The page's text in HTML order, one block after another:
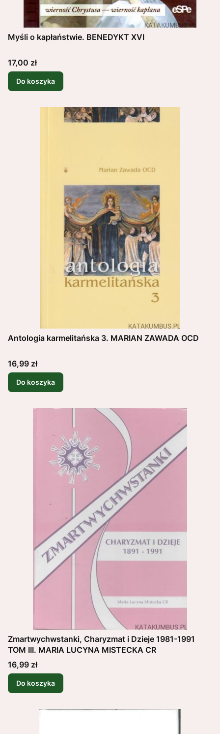
Myśli o kapłaństwie. BENEDYKT XVI
Cena
17,00 zł
Do koszyka
Antologia karmelitańska 3. MARIAN ZAWADA OCD
Cena
16,99 zł
Do koszyka
Zmartwychwstanki, Charyzmat i Dzieje 1981-1991
TOM III. MARIA LUCYNA MISTECKA CR
Cena
16,99 zł
Do koszyka